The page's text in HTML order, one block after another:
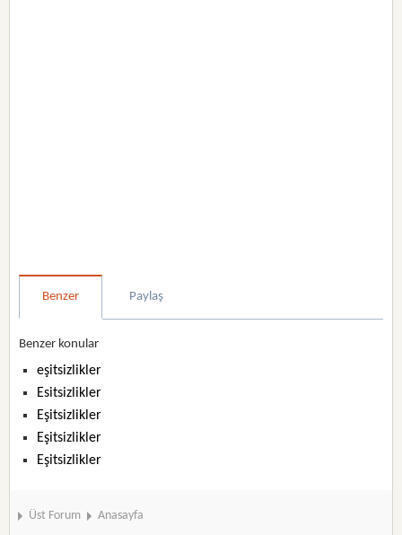
Benzer Paylaş
Benzer konular
eşitsizlikler
Esitsizlikler
Eşitsizlikler
Eşitsizlikler
Eşitsizlikler
Üst Forum Anasayfa